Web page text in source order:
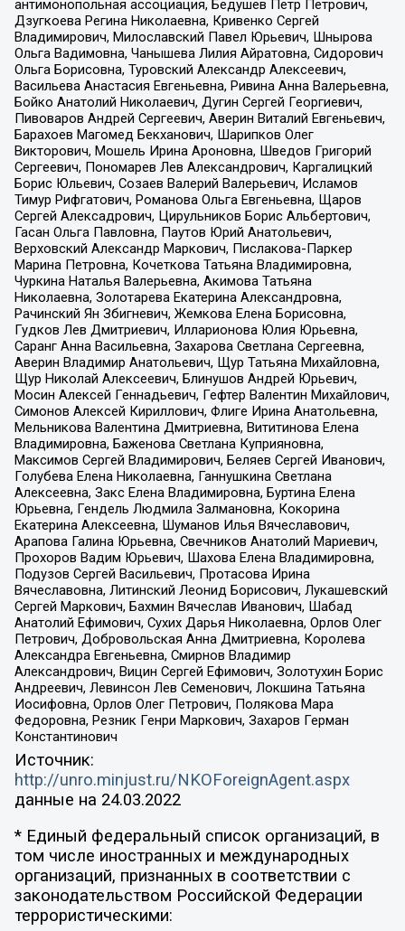
антимонопольная ассоциация, Бедушев Петр Петрович,
Дзугкоева Регина Николаевна, Кривенко Сергей
Владимирович, Милославский Павел Юрьевич, Шнырова
Ольга Вадимовна, Чанышева Лилия Айратовна, Сидорович
Ольга Борисовна, Туровский Александр Алексеевич,
Васильева Анастасия Евгеньевна, Ривина Анна Валерьевна,
Бойко Анатолий Николаевич, Дугин Сергей Георгиевич,
Пивоваров Андрей Сергеевич, Аверин Виталий Евгеньевич,
Барахоев Магомед Бекханович, Шарипков Олег
Викторович, Мошель Ирина Ароновна, Шведов Григорий
Сергеевич, Пономарев Лев Александрович, Каргалицкий
Борис Юльевич, Созаев Валерий Валерьевич, Исламов
Тимур Рифгатович, Романова Ольга Евгеньевна, Щаров
Сергей Алексадрович, Цирульников Борис Альбертович,
Гасан Ольга Павловна, Паутов Юрий Анатольевич,
Верховский Александр Маркович, Пислакова-Паркер
Марина Петровна, Кочеткова Татьяна Владимировна,
Чуркина Наталья Валерьевна, Акимова Татьяна
Николаевна, Золотарева Екатерина Александровна,
Рачинский Ян Збигневич, Жемкова Елена Борисовна,
Гудков Лев Дмитриевич, Илларионова Юлия Юрьевна,
Саранг Анна Васильевна, Захарова Светлана Сергеевна,
Аверин Владимир Анатольевич, Щур Татьяна Михайловна,
Щур Николай Алексеевич, Блинушов Андрей Юрьевич,
Мосин Алексей Геннадьевич, Гефтер Валентин Михайлович,
Симонов Алексей Кириллович, Флиге Ирина Анатольевна,
Мельникова Валентина Дмитриевна, Вититинова Елена
Владимировна, Баженова Светлана Куприяновна,
Максимов Сергей Владимирович, Беляев Сергей Иванович,
Голубева Елена Николаевна, Ганнушкина Светлана
Алексеевна, Закс Елена Владимировна, Буртина Елена
Юрьевна, Гендель Людмила Залмановна, Кокорина
Екатерина Алексеевна, Шуманов Илья Вячеславович,
Арапова Галина Юрьевна, Свечников Анатолий Мариевич,
Прохоров Вадим Юрьевич, Шахова Елена Владимировна,
Подузов Сергей Васильевич, Протасова Ирина
Вячеславовна, Литинский Леонид Борисович, Лукашевский
Сергей Маркович, Бахмин Вячеслав Иванович, Шабад
Анатолий Ефимович, Сухих Дарья Николаевна, Орлов Олег
Петрович, Добровольская Анна Дмитриевна, Королева
Александра Евгеньевна, Смирнов Владимир
Александрович, Вицин Сергей Ефимович, Золотухин Борис
Андреевич, Левинсон Лев Семенович, Локшина Татьяна
Иосифовна, Орлов Олег Петрович, Полякова Мара
Федоровна, Резник Генри Маркович, Захаров Герман
Константинович
Источник:
http://unro.minjust.ru/NKOForeignAgent.aspx
данные на 24.03.2022
* Единый федеральный список организаций, в
том числе иностранных и международных
организаций, признанных в соответствии с
законодательством Российской Федерации
террористическими: